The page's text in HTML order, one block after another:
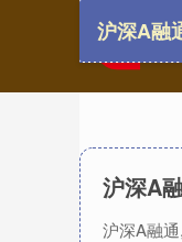
沪深A
沪深A融
沪深A融